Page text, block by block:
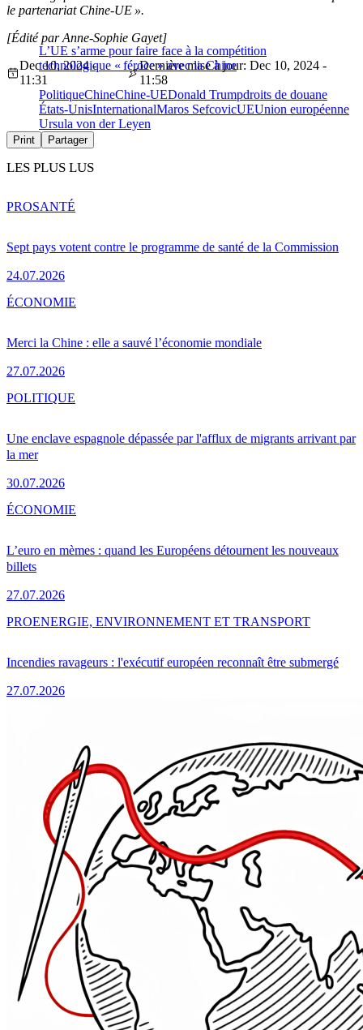
le partenariat Chine-UE ».
L’UE s’arme pour faire face à la compétition
technologique « féroce » avec la Chine
[Édité par Anne-Sophie Gayet]
Dec 10, 2024 -
11:31
Dernière mise à jour: Dec 10, 2024 -
11:58
PolitiqueChineChine-UEDonald Trumpdroits de douane
États-UnisInternationalMaros SefcovicUEUnion européenne
Ursula von der Leyen
Print Partager
LES PLUS LUS
Sept pays votent contre le programme de santé de la Commission
24.07.2026
PROSANTÉ
Merci la Chine : elle a sauvé l’économie mondiale
27.07.2026
ÉCONOMIE
Une enclave espagnole dépassée par l'afflux de migrants arrivant par
la mer
30.07.2026
POLITIQUE
L’euro en mèmes : quand les Européens détournent les nouveaux
billets
27.07.2026
ÉCONOMIE
Incendies ravageurs : l'exécutif européen reconnaît être submergé
27.07.2026
PROENERGIE, ENVIRONNEMENT ET TRANSPORT